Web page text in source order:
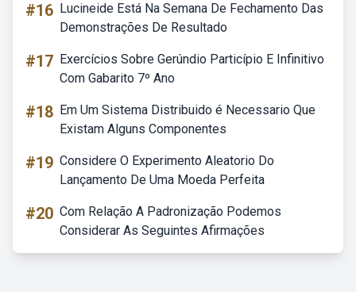
#16 Lucineide Está Na Semana De Fechamento Das
Demonstrações De Resultado
#17 Exercícios Sobre Gerúndio Particípio E Infinitivo
Com Gabarito 7º Ano
#18 Em Um Sistema Distribuido é Necessario Que
Existam Alguns Componentes
#19 Considere O Experimento Aleatorio Do
Lançamento De Uma Moeda Perfeita
#20 Com Relação A Padronização Podemos
Considerar As Seguintes Afirmações